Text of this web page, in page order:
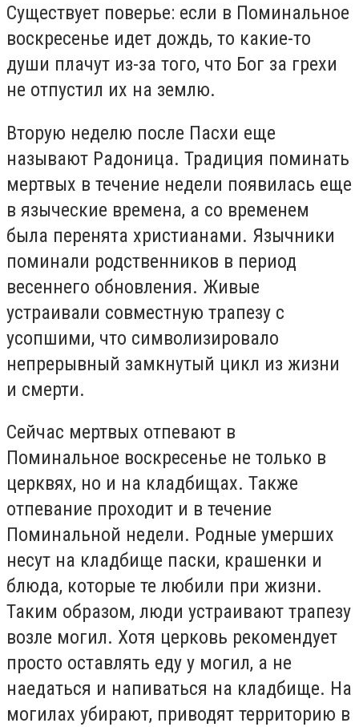
Существует поверье: если в Поминальное
воскресенье идет дождь, то какие-то
души плачут из-за того, что Бог за грехи
не отпустил их на землю.
Вторую неделю после Пасхи еще
называют Радоница. Традиция поминать
мертвых в течение недели появилась еще
в языческие времена, а со временем
была перенята христианами. Язычники
поминали родственников в период
весеннего обновления. Живые
устраивали совместную трапезу с
усопшими, что символизировало
непрерывный замкнутый цикл из жизни
и смерти.
Сейчас мертвых отпевают в
Поминальное воскресенье не только в
церквях, но и на кладбищах. Также
отпевание проходит и в течение
Поминальной недели. Родные умерших
несут на кладбище паски, крашенки и
блюда, которые те любили при жизни.
Таким образом, люди устраивают трапезу
возле могил. Хотя церковь рекомендует
просто оставлять еду у могил, а не
наедаться и напиваться на кладбище. На
могилах убирают, приводят территорию в